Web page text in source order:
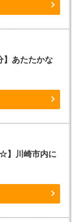
】あたたかな
☆】川崎市内に